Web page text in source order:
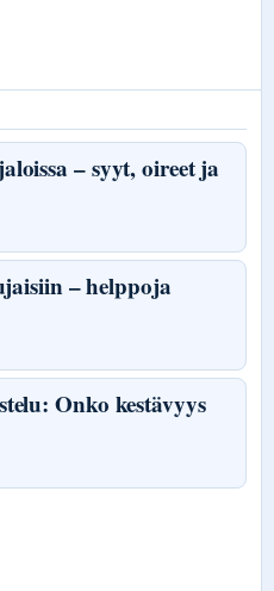
– syyt, oireet ja
– helppoja
Onko kestävyys